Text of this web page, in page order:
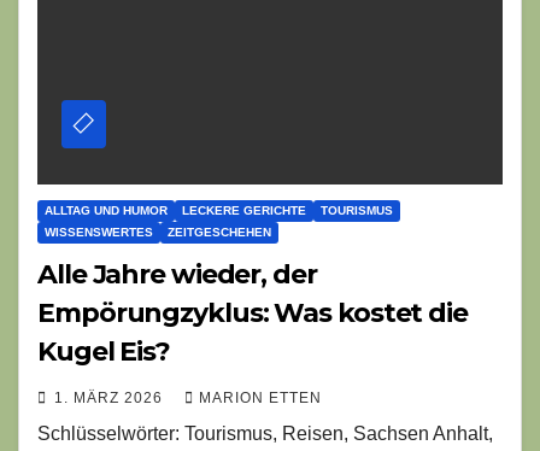
ALLTAG UND HUMOR LECKERE GERICHTE
TOURISMUS
WISSENSWERTES
ZEITGESCHEHEN
Alle Jahre wieder, der
Empörungzyklus: Was kostet die
Kugel Eis?
1. MÄRZ 2026 MARION ETTEN
Schlüsselwörter: Tourismus, Reisen, Sachsen Anhalt,